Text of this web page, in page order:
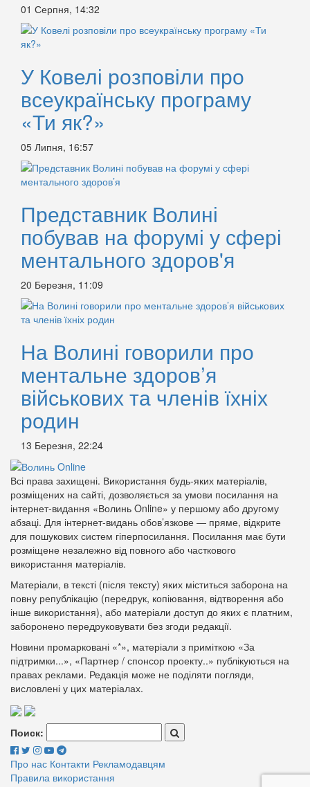
01 Серпня, 14:32
У Ковелі розповіли про
всеукраїнську програму
«Ти як?»
05 Липня, 16:57
Представник Волині
побував на форумі у сфері
ментального здоров'я
20 Березня, 11:09
На Волині говорили про
ментальне здоров’я
військових та членів їхніх
родин
13 Березня, 22:24
Всі права захищені. Використання будь-яких матеріалів,
розміщених на сайті, дозволяється за умови посилання на
інтернет-видання «Волинь Online» у першому або другому
абзаці. Для інтернет-видань обов’язкове — пряме, відкрите
для пошукових систем гіперпосилання. Посилання має бути
розміщене незалежно від повного або часткового
використання матеріалів.
Матеріали, в тексті (після тексту) яких міститься заборона на
повну републікацію (передрук, копіювання, відтворення або
інше використання), або матеріали доступ до яких є платним,
заборонено передруковувати без згоди редакції.
Новини промарковані «*», матеріали з приміткою «За
підтримки...», «Партнер / спонсор проекту..» публікуються на
правах реклами. Редакція може не поділяти погляди,
висловлені у цих матеріалах.
Поиск:
Про нас Контакти Рекламодавцям
Правила використання